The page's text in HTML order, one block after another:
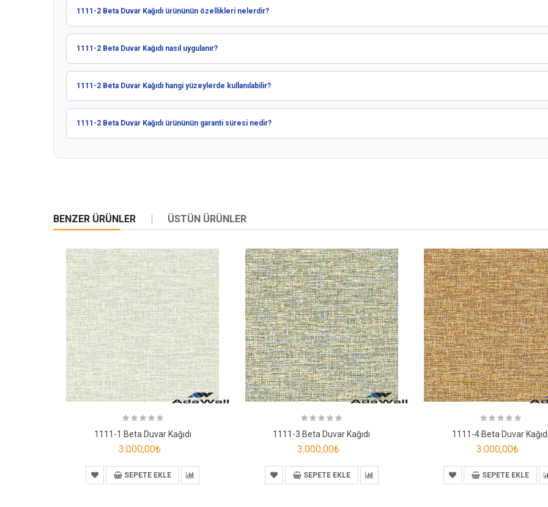
1111-2 Beta Duvar Kağıdı ürününün özellikleri nelerdir?
1111-2 Beta Duvar Kağıdı nasıl uygulanır?
1111-2 Beta Duvar Kağıdı hangi yüzeylerde kullanılabilir?
1111-2 Beta Duvar Kağıdı ürününün garanti süresi nedir?
BENZER ÜRÜNLER ÜSTÜN ÜRÜNLER
1111-1 Beta Duvar Kağıdı
3.000,00₺
SEPETE EKLE
1111-3 Beta Duvar Kağıdı
3.000,00₺
SEPETE EKLE
1111-4 Beta Duvar
3.000,00₺
SEPETE EKLE